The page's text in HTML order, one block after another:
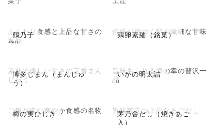
鶴乃子
ふんわり食感と上品な甘さの
逸品
鶏卵素麺（銘菓）
伝統が息づく卵の繊細な甘味
博多じまん（まんじゅ
う）
素朴で優しい甘さの定番まん
じゅう
いかの明太詰
旨味あふれる海の幸の贅沢一
品
梅の実ひじき
ご飯が進む爽やか食感の名物
茅乃舎だし（焼きあご
入）
旨味際立つ上品なあごだし